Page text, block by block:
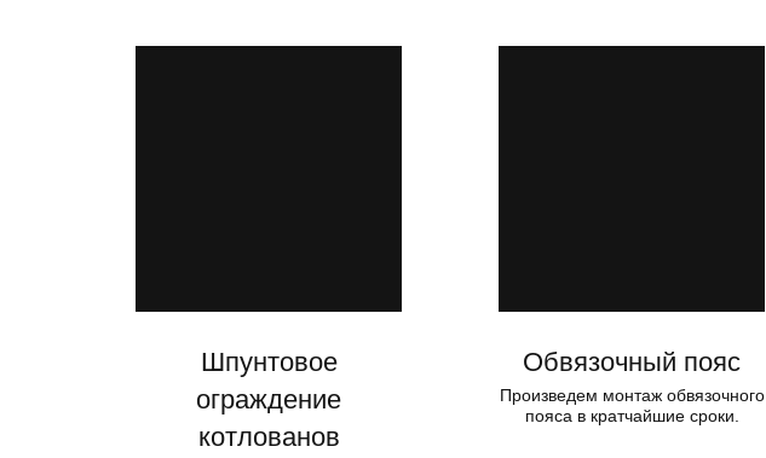
Шпунтовое
ограждение
котлованов
Обвязочный пояс
Произведем монтаж обвязочного
пояса в кратчайшие сроки.